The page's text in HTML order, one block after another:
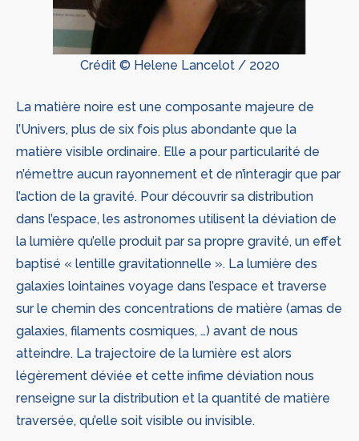
Crédit © Helene Lancelot / 2020
La matière noire est une composante majeure de
l’Univers, plus de six fois plus abondante que la
matière visible ordinaire. Elle a pour particularité de
n’émettre aucun rayonnement et de n’interagir que par
l’action de la gravité. Pour découvrir sa distribution
dans l’espace, les astronomes utilisent la déviation de
la lumière qu’elle produit par sa propre gravité, un effet
baptisé « lentille gravitationnelle ». La lumière des
galaxies lointaines voyage dans l’espace et traverse
sur le chemin des concentrations de matière (amas de
galaxies, filaments cosmiques, …) avant de nous
atteindre. La trajectoire de la lumière est alors
légèrement déviée et cette infime déviation nous
renseigne sur la distribution et la quantité de matière
traversée, qu’elle soit visible ou invisible.